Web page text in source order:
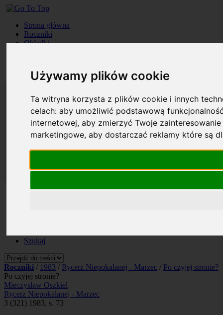
Używamy plików cookie
Ta witryna korzysta z plików cookie i innych
celach:aby umożliwić podstawową
internetowej,aby zmierzyć Twoje
marketingowe,aby dostarczać reklamy które są
Strona główna
Roczniki
Okładki
Szukaj
Szukaj
Roczniki / 1983 / Rycerz Niepokalanej - Marzec / Po czyjej stronie?
Po czyjej stronie?
Mieczysław Oszkiel
Rycerz Niepokalanej - Marzec
3 (321) 1983, s. 73